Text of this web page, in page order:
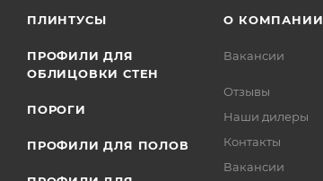
ПЛИНТУСЫ
ПРОФИЛИ ДЛЯ
ОБЛИЦОВКИ СТЕН
ПОРОГИ
ПРОФИЛИ ДЛЯ ПОЛОВ
О КОМПАНИИ
Вакансии
Отзывы
Наши дилеры
Контакты
Вакансии